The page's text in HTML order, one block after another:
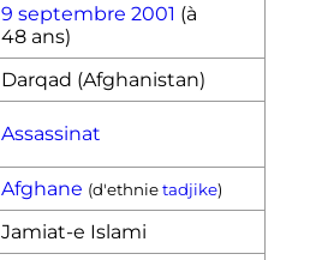
9 septembre 2001 (à
48 ans)
Darqad (Afghanistan)
Assassinat
Afghane (d'ethnietadjike)
Jamiat-e Islami